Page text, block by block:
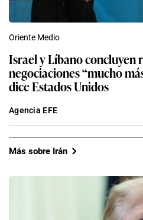
Oriente Medio
Israel y Líbano concluyen
negociaciones “mucho
dice Estados Unidos
Agencia EFE
Más sobre Irán